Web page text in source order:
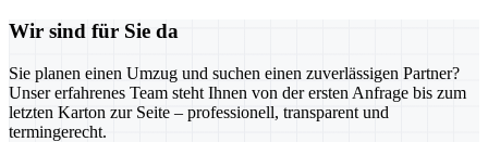
Wir sind für Sie da
Sie planen einen Umzug und suchen einen zuverlässigen Partner?
Unser erfahrenes Team steht Ihnen von der ersten Anfrage bis zum
letzten Karton zur Seite – professionell, transparent und
termingerecht.